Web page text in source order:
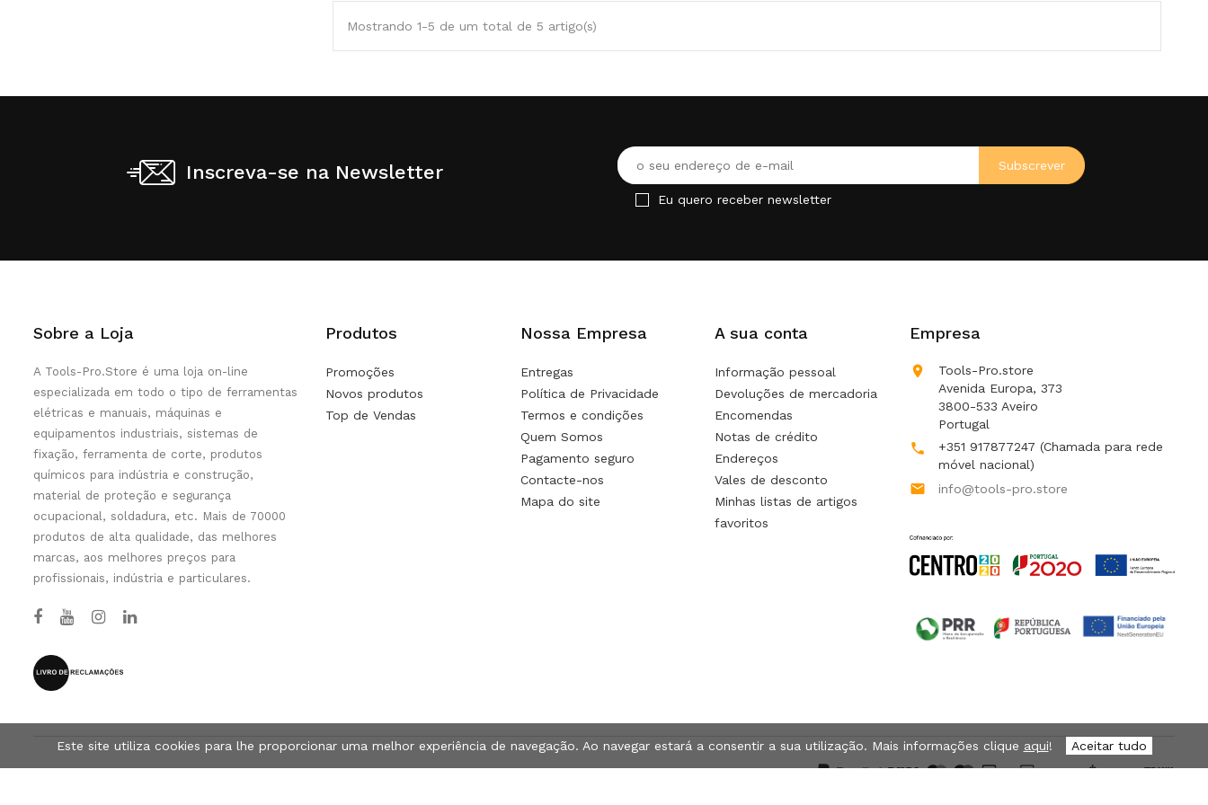
Mostrando 1-5 de um total de 5 artigo(s)
Inscreva-se na Newsletter
Eu quero receber newsletter
Sobre a Loja
A Tools-Pro.Store é uma loja on-line
especializada em todo o tipo de ferramentas
elétricas e manuais, máquinas e
equipamentos industriais, sistemas de
fixação, ferramenta de corte, produtos
químicos para indústria e construção,
material de proteção e segurança
ocupacional, soldadura, etc. Mais de 70000
produtos de alta qualidade, das melhores
marcas, aos melhores preços para
profissionais, indústria e particulares.
Produtos
Promoções
Novos produtos
Top de Vendas
Nossa Empresa
Entregas
Política de Privacidade
Termos e condições
Quem Somos
Pagamento seguro
Contacte-nos
Mapa do site
A sua conta
Informação pessoal
Devoluções de mercadoria
Encomendas
Notas de crédito
Endereços
Vales de desconto
Minhas listas de artigos
favoritos
Empresa

Tools-Pro.store
Avenida Europa, 373
3800-533 Aveiro
Portugal
 +351 917877247 (Chamada para rede
móvel nacional)
 info@tools-pro.store
Este site utiliza cookies para lhe proporcionar uma melhor experiência de navegação. Ao navegar estará a consentir a sua utilização. Mais informações clique aqui! Aceitar tudo